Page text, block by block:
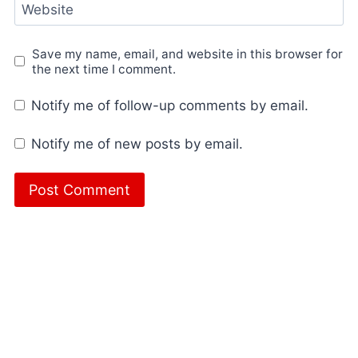
Website
Save my name, email, and website in this browser for
the next time I comment.
Notify me of follow-up comments by email.
Notify me of new posts by email.